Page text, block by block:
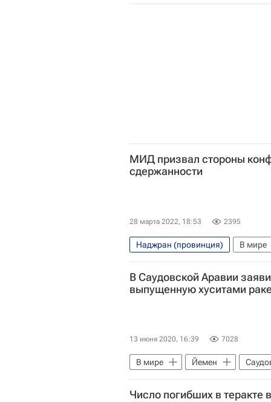
Талибан
ООН
МИД призвал стороны
сдержанности
28 марта 2022, 18:53 2395
Наджран (провинция)
В мире
Персидский залив
Министерство иностранных
В Саудовской Аравии
выпущенную хуситами
13 июня 2020, 16:39 7028
В мире Йемен
Число погибших в теракте